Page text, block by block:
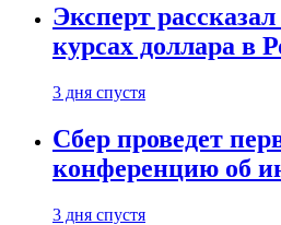
Эксперт
курсах доллара в
3 дня спустя
Сбер проведет
конференцию об
3 дня спустя